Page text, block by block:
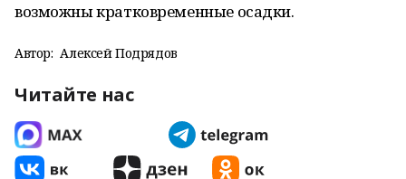
возможны кратковременные осадки.
Автор: Алексей Подрядов
Читайте нас